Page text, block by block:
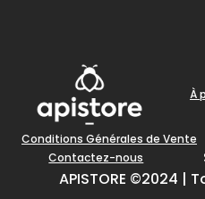
À
Conditions Générales de Vente
Contactez-nous
APISTORE ©2024 |